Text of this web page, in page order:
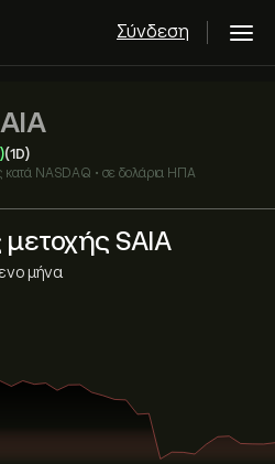
Σύνδεση
(1D)
κατά NASDAQ • σε δολάρια ΗΠΑ
μετοχής SAIA
μήνα